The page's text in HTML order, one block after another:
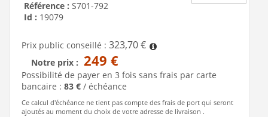
Référence : S701-792
Id : 19079
Prix public conseillé : 323,70 €
Notre prix : 249 €
Possibilité de payer en 3 fois sans frais par carte
bancaire : 83 € / échéance
Ce calcul d'échéance ne tient pas compte des frais de port qui seront
ajoutés au moment du choix de votre adresse de livraison .